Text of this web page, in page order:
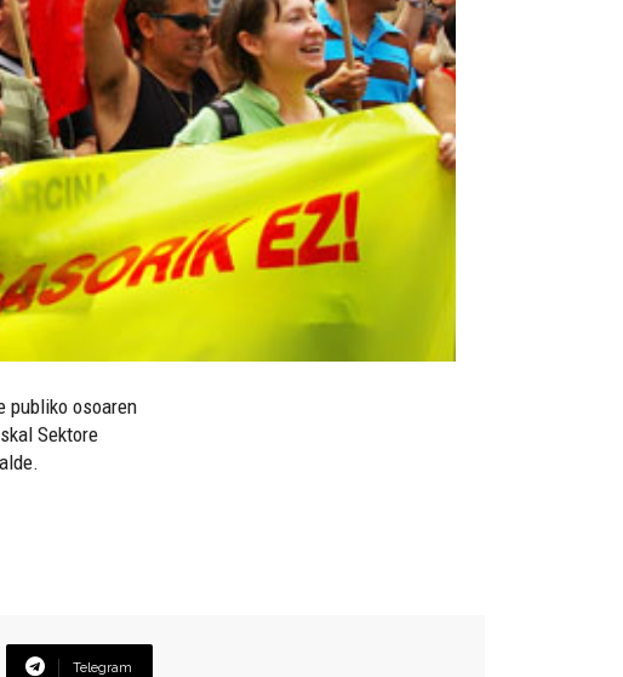
publiko osoaren
Sektore
Telegram